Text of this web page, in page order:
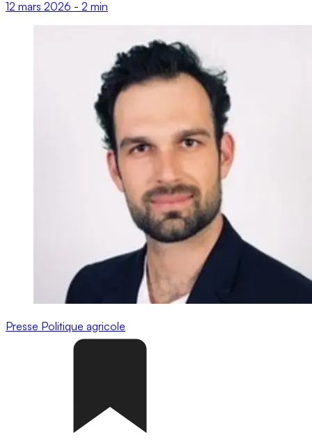
12 mars 2026 - 2 min
Presse Politique agricole